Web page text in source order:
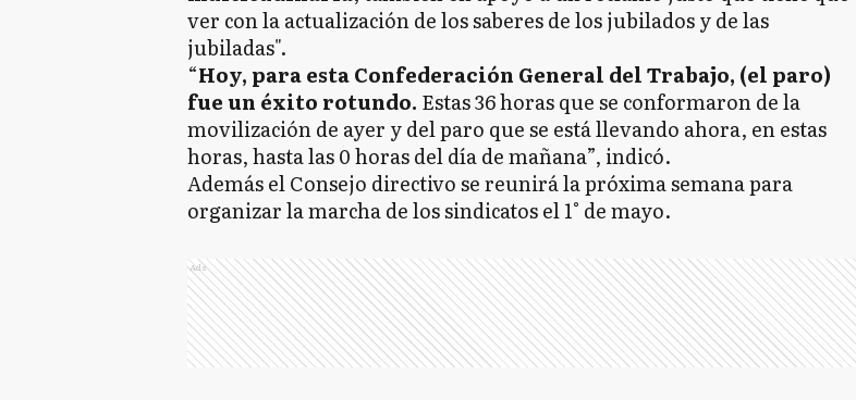
ver con la actualización de los saberes de los jubilados y de las
jubiladas".
“Hoy, para esta Confederación General del Trabajo, (el paro)
fue un éxito rotundo. Estas 36 horas que se conformaron de la
movilización de ayer y del paro que se está llevando ahora, en estas
horas, hasta las 0 horas del día de mañana”, indicó.
Además el Consejo directivo se reunirá la próxima semana para
organizar la marcha de los sindicatos el 1° de mayo.
Ads